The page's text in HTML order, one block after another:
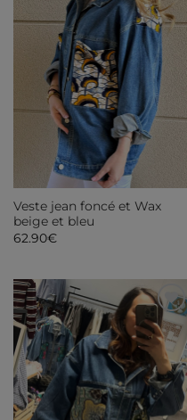
Veste jean foncé et Wax
beige et bleu
62.90€
Ajouter
à ma
liste de
souhaits